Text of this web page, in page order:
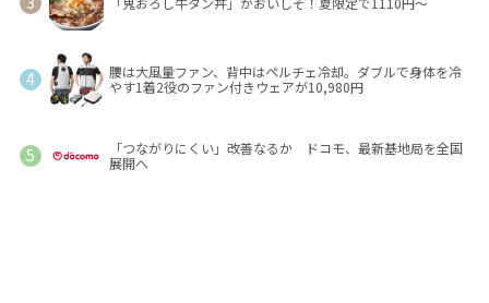
腰は大風量ファン、背中はペルチェ冷却。ダブルで身体を冷
やす1着2役のファン付きウェアが10,980円
「つながりにくい」改善なるか ドコモ、最新基地局を全国
展開へ